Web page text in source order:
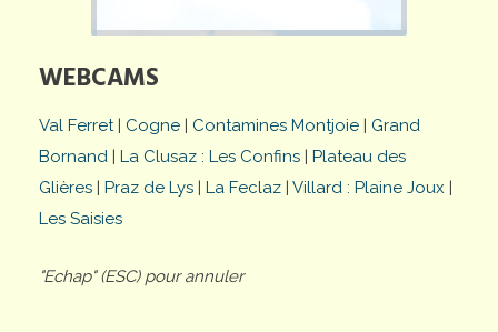
WEBCAMS
Val Ferret| Cogne | Contamines Montjoie | Grand
Bornand | La Clusaz : Les Confins | Plateau des
Glières | Praz de Lys | La Feclaz | Villard : Plaine Joux |
Les Saisies
"Echap" (ESC) pour annuler